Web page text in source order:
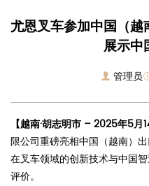
尤恩叉车参加中国（越
展示中
管理员
【越南·胡志明市 – 2025年5月
限公司重磅亮相中国（越南）
在叉车领域的创新技术与中国
评价。